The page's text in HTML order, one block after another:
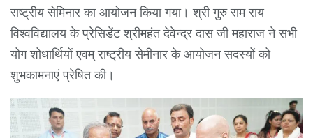
राष्ट्रीय सेमिनार का आयोजन किया गया। श्री गुरु राम राय
विश्वविद्यालय के प्रेसिडेंट श्रीमहंत देवेन्द्र दास जी महाराज ने सभी
योग शोधार्थियों एवम् राष्ट्रीय सेमीनार के आयोजन सदस्यों को
शुभकामनाएं प्रेषित की।